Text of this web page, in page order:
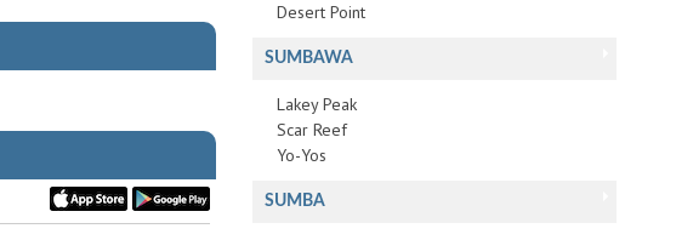
Desert Point
SUMBAWA
Lakey Peak
Scar Reef
Yo-Yos
SUMBA